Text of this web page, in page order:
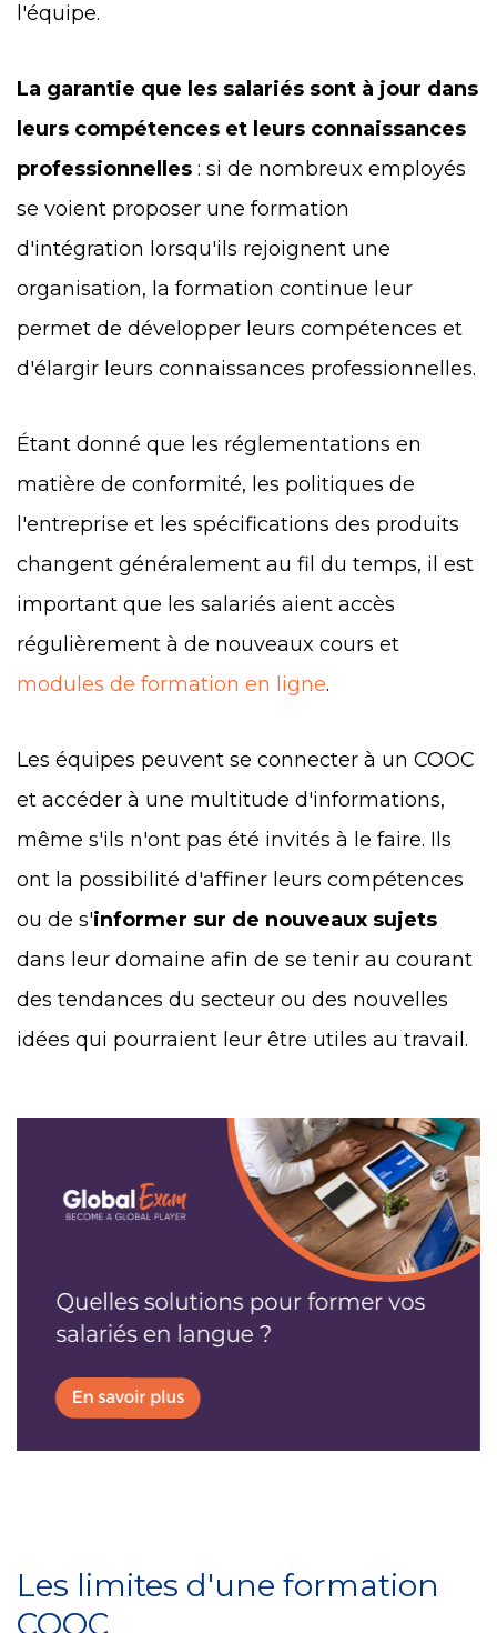
l'équipe.
La garantie que les salariés sont à jour dans
leurs compétences et leurs connaissances
professionnelles : si de nombreux employés
se voient proposer une formation
d'intégration lorsqu'ils rejoignent une
organisation, la formation continue leur
permet de développer leurs compétences et
d'élargir leurs connaissances professionnelles.
Étant donné que les réglementations en
matière de conformité, les politiques de
l'entreprise et les spécifications des produits
changent généralement au fil du temps, il est
important que les salariés aient accès
régulièrement à de nouveaux cours et
modules de formation en ligne.
Les équipes peuvent se connecter à un COOC
et accéder à une multitude d'informations,
même s'ils n'ont pas été invités à le faire. Ils
ont la possibilité d'affiner leurs compétences
ou de s'informer sur de nouveaux sujets
dans leur domaine afin de se tenir au courant
des tendances du secteur ou des nouvelles
idées qui pourraient leur être utiles au travail.
Les limites d'une formation
COOC